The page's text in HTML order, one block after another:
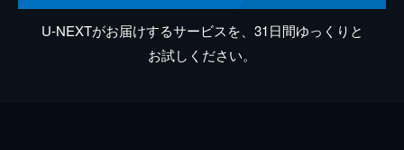
U-NEXTがお届けするサービスを、31日間ゆっくりと
お試しください。